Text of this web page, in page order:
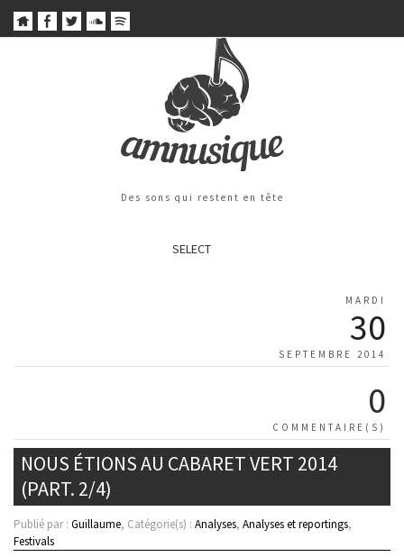
Des sons qui restent en tête
SELECT
MARDI
30
SEPTEMBRE 2014
0
COMMENTAIRE(S)
NOUS ÉTIONS AU CABARET VERT 2014
(PART. 2/4)
Publié par : Guillaume, Catégorie(s) : Analyses, Analyses et reportings,
Festivals